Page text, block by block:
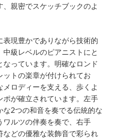
親密でスケッチブックのよ
現豊かでありながら技術的
級レベルのピアニストにと
なっています。明確なロンド
トの楽章が付けられてお
メロディーを支える、歩くよ
ポが確立されています。左手
な2つの和音を奏でる伝統的な
ワルツの伴奏を奏で、右手
などの優雅な装飾音で彩られ